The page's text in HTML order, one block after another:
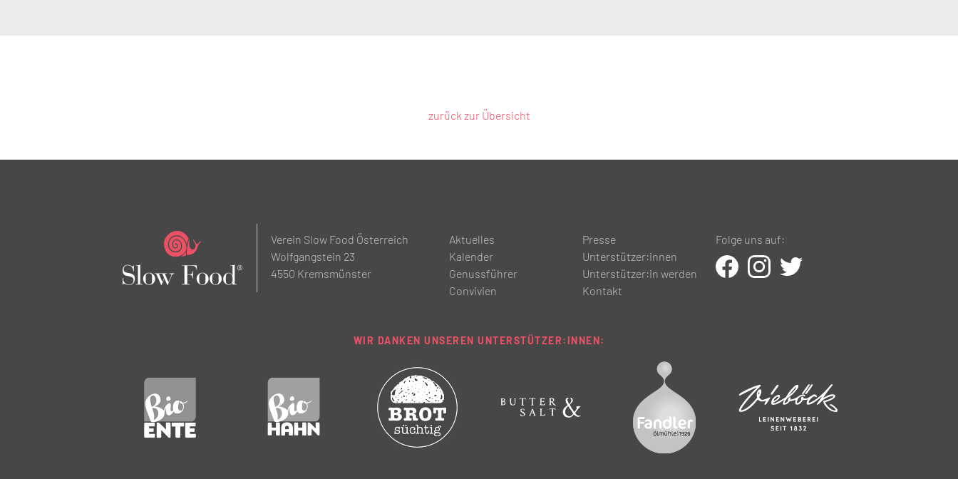
zurück zur Übersicht
Verein Slow Food Österreich
Wolfgangstein 23
4550 Kremsmünster
Aktuelles
Kalender
Genussführer
Convivien
Presse
Unterstützer:innen
Unterstützer:in werden
Kontakt
Folge uns auf:
WIR DANKEN UNSEREN UNTERSTÜTZER:INNEN: